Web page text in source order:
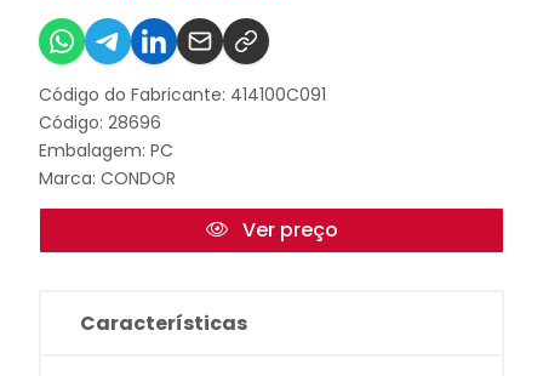
Código do Fabricante: 414100C091
Código: 28696
Embalagem: PC
Marca: CONDOR
Ver preço
Características